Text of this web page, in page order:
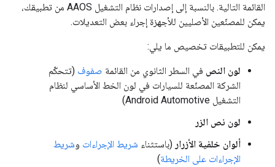
القائمة التالية. بالنسبة إلى إصدارات نظام التشغيل AAOS من تطبيقك،
يمكن للمصنّعين الأصليين للأجهزة إجراء بعض التعديلات.
يمكن للتطبيقات تخصيص ما يلي:
لون النص في السطر الثانوي من القائمة صفوف (تتحكّم
الشركة المصنّعة للسيارات في لون الخط الأساسي لنظام
التشغيل Android Automotive)
لون نص الزر
ألوان خلفية الأزرار (باستثناء شريط الإجراءات وشريط
الإجراءات على الخريطة)